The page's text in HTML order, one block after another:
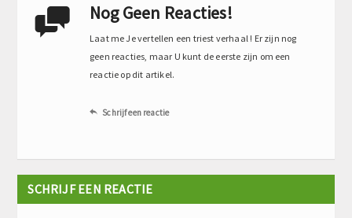
 Nog Geen Reacties!
Laat me Je vertellen een triest verhaal ! Er zijn nog
geen reacties, maar U kunt de eerste zijn om een
reactie op dit artikel.
 Schrijf een reactie
SCHRIJF EEN REACTIE